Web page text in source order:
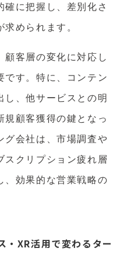
に把握し、差別化さ
められます。
顧客層の変化に対応し
です。特に、コンテン
し、他サービスとの明
規顧客獲得の鍵となっ
グ会社は、市場調査や
スクリプション疲れ層
、効果的な営業戦略の
・XR活用で変わるター